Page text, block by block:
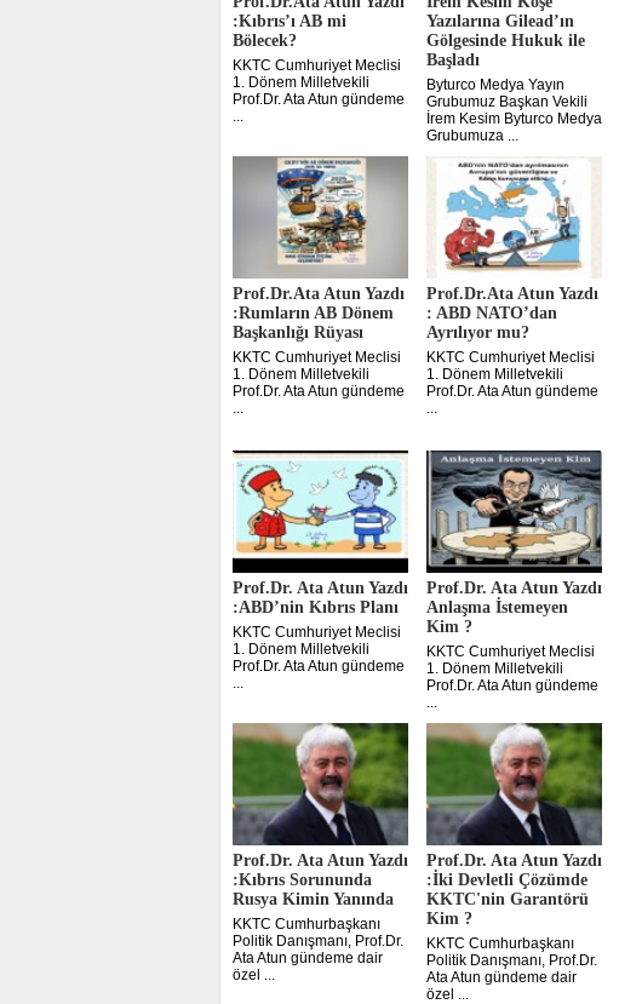
:Kıbrıs’ı AB mi
Bölecek?
KKTC Cumhuriyet Meclisi
1. Dönem Milletvekili
Prof.Dr. Ata Atun gündeme
...
Yazılarına Gilead’ın
Gölgesinde Hukuk ile
Başladı
Byturco Medya Yayın
Grubumuz Başkan Vekili
İrem Kesim Byturco Medya
Grubumuza ...
Prof.Dr.Ata Atun Yazdı
:Rumların AB Dönem
Başkanlığı Rüyası
KKTC Cumhuriyet Meclisi
1. Dönem Milletvekili
Prof.Dr. Ata Atun gündeme
...
Prof.Dr.Ata Atun Yazdı
: ABD NATO’dan
Ayrılıyor mu?
KKTC Cumhuriyet Meclisi
1. Dönem Milletvekili
Prof.Dr. Ata Atun gündeme
...
Prof.Dr. Ata Atun Yazdı
:ABD’nin Kıbrıs Planı
KKTC Cumhuriyet Meclisi
1. Dönem Milletvekili
Prof.Dr. Ata Atun gündeme
...
Prof.Dr. Ata Atun Yazdı
Anlaşma İstemeyen
Kim ?
KKTC Cumhuriyet Meclisi
1. Dönem Milletvekili
Prof.Dr. Ata Atun gündeme
...
Prof.Dr. Ata Atun Yazdı
:Kıbrıs Sorununda
Rusya Kimin Yanında
KKTC Cumhurbaşkanı
Politik Danışmanı, Prof.Dr.
Ata Atun gündeme dair
özel ...
Prof.Dr. Ata Atun Yazdı
:İki Devletli Çözümde
KKTC'nin Garantörü
Kim ?
KKTC Cumhurbaşkanı
Politik Danışmanı, Prof.Dr.
Ata Atun gündeme dair
özel ...